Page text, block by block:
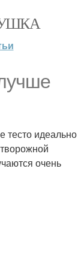
тесто идеально
очень